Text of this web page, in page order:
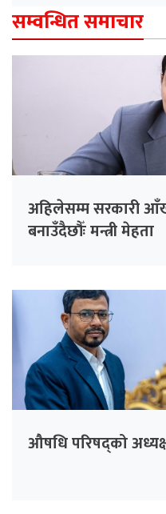
सम्वन्धित समाचार
अहिलेसम्म सरकारी
बनाउँदैछौँः मन्त्री मेहता
औषधि परिषद्को